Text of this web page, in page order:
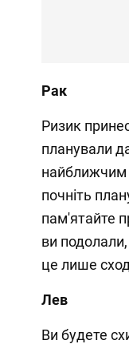
Рак
Ризик
планували
найближчим
почніть
пам'ятайте
ви
це лише
Лев
Ви будете